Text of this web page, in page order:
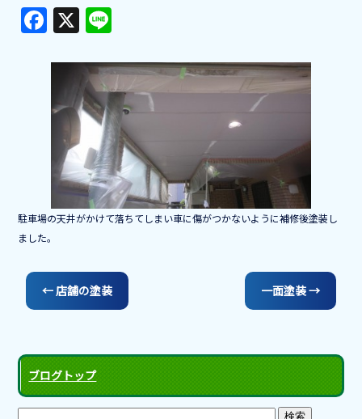
F
a
c
e
b
o
o
k
X
e
駐車場の天井がかけて落ちてしまい車に傷がつかないように補修後塗装し
ました。
←店舗の塗装 一面塗装→
ブログトップ